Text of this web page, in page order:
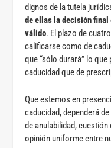
dignos de la tutela
de ellas la decisión final
válido. El plazo de
calificarse como de
que “sólo durará” lo
caducidad que de
Que estemos en
caducidad, dependerá
de anulabilidad,
opinión uniforme entre